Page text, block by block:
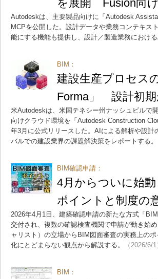
を展開 Fusion向
Autodeskは、主要製品向けに「Autodesk
MCPを公開した。設計データや業務コンテキス
能にする機能も提供し、設計／製造業務における
BIM：
建設生産プロセス
Forma」 設計初期
米Autodeskは、米国テネシー州ナッシュビルで
向けクラウド環境を「Autodesk Construction
年3月に公式リリースした。AIによる解析や設
バルでの建設業界の課題解決策をレポートする。
BIM確認申請：
4月からついに始
ポイントと制度の
2026年4月1日、建築確認申請の新たな方式「
交付され、複数の確認検査機関で申請が動き始
ャリスト）の立場からBIM図面審査の実務上の
化にとどまらない観点から解説する。
（2026/6/1
BIM：